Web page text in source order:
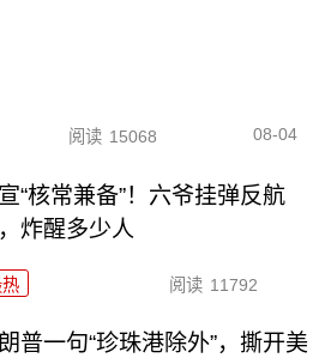
阅读 15068 08-04
“核常兼备”！六爷挂弹反航
炸醒多少人
阅读 11792
普一句“珍珠港除外”，撕开美